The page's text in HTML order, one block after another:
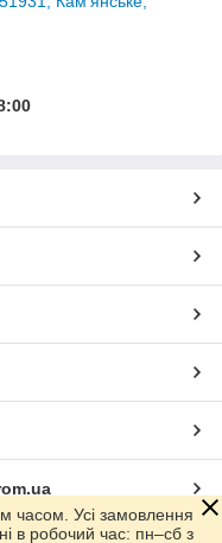
часом. Усі замовлення
в робочий час: пн–сб з